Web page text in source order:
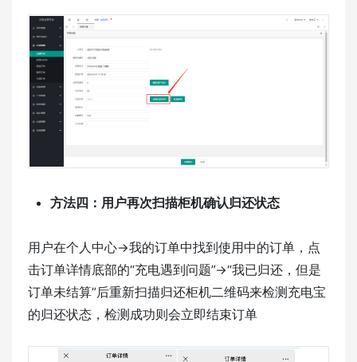
方法四：用户再次扫描柜机确认归还状态
用户在个人中心→我的订单中找到使用中的订单，点
击订单详情底部的“充电遇到问题”→“我已归还，但是
订单未结算”后重新扫描归还柜机二维码来检测充电宝
的归还状态，检测成功则会立即结束订单